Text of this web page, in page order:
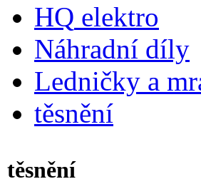
HQ elektro
Náhradní díly
Ledničky a
těsnění
těsnění